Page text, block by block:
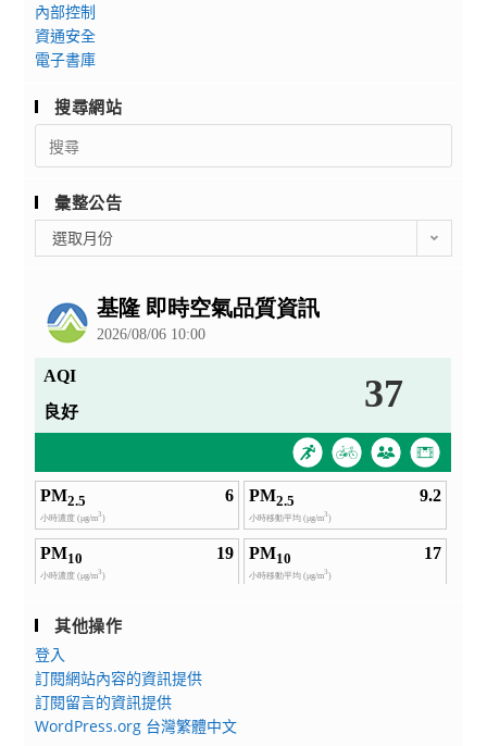
內部控制
資通安全
電子書庫
搜尋網站
Search
for:
彙整公告
整
選取月份
其他操作
登入
訂閱網站內容的資訊提供
訂閱留言的資訊提供
WordPress.org 台灣繁體中文